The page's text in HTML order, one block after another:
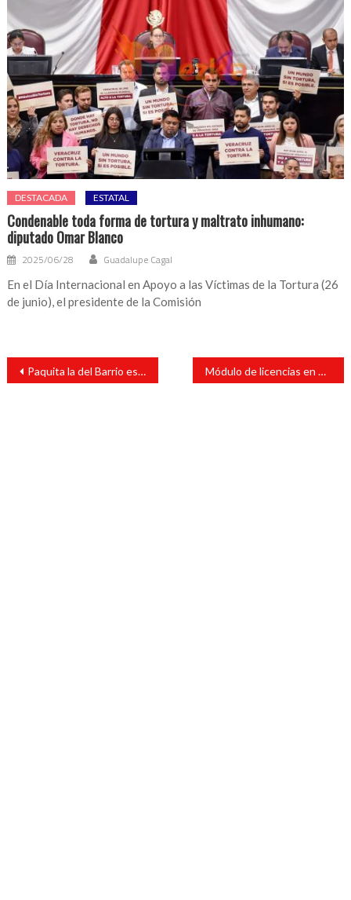
DESTACADA ESTATAL
Condenable toda forma de tortura y maltrato inhumano:
diputado Omar Blanco
2025/06/28 Guadalupe Cagal
En el Día Internacional en Apoyo a las Víctimas de la Tortura (26
de junio), el presidente de la Comisión
Navegación
entradas
Paquita la del Barrio es precandidata a una diputación Módulo de licencias en San Andrés Tuxtla advierte medidas por Covid – 19